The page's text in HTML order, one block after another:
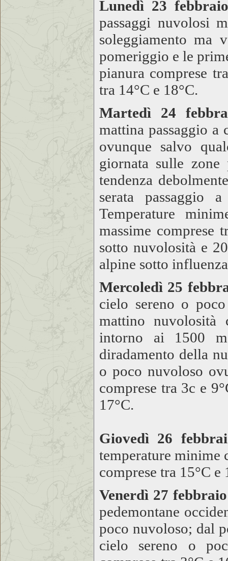
Lunedì 23
passaggi nuvolosi
soleggiamento ma
pomeriggio e le
pianura comprese
tra 14°C e 18°C.
Martedì 24
mattina passaggio a
ovunque salvo
giornata sulle zone
tendenza
serata passaggio
Temperature
massime comprese
sotto nuvolosità e
alpine sotto
Mercoledì 25
cielo sereno o
mattino nuvolosità
intorno ai 1500
diradamento della
o poco nuvoloso
comprese tra 3c e
17°C.
Giovedì 26
temperature minime
comprese tra 15°C e
Venerdì 27 febbraio
pedemontane
poco nuvoloso; dal
cielo sereno o